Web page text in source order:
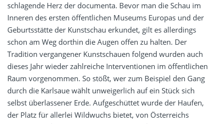
schlagende Herz der documenta. Bevor man die Schau im
Inneren des ersten öffentlichen Museums Europas und der
Geburtsstätte der Kunstschau erkundet, gilt es allerdings
schon am Weg dorthin die Augen offen zu halten. Der
Tradition vergangener Kunstschauen folgend wurden auch
dieses Jahr wieder zahlreiche Interventionen im öffentlichen
Raum vorgenommen. So stößt, wer zum Beispiel den Gang
durch die Karlsaue wählt unweigerlich auf ein Stück sich
selbst überlassener Erde. Aufgeschüttet wurde der Haufen,
der Platz für allerlei Wildwuchs bietet, von Österreichs